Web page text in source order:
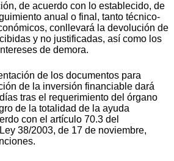
de acuerdo con lo establecido, de
anual o final, tanto técnico-
conllevará la devolución de
y no justificadas, así como los
de demora.
de los documentos para
de la inversión financiable dará
tras el requerimiento del órgano
de la totalidad de la ayuda
con el artículo 70.3 del
38/2003, de 17 de noviembre,